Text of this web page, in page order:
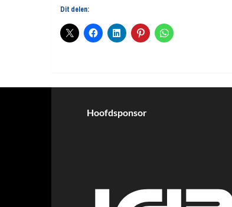
Dit delen:
Hoofdsponsor